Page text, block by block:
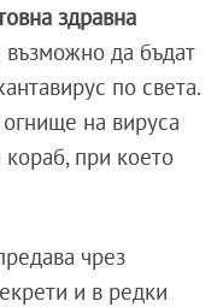
здравна
да бъдат
по света.
на вируса
при което
чрез
и в редки